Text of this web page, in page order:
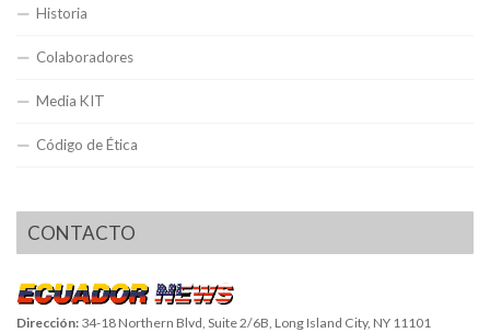
Historia
Colaboradores
Media KIT
Código de Ética
CONTACTO
Dirección: 34-18 Northern Blvd, Suite 2/6B, Long Island City, NY 11101